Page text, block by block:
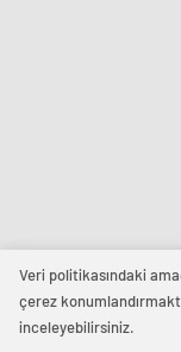
Veri politikasındaki
çerez
inceleyebilirsiniz.